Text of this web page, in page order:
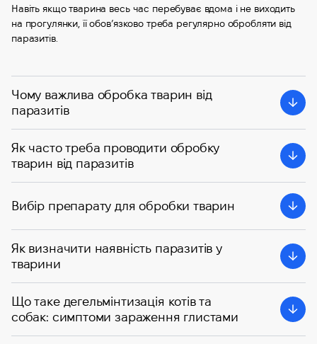
Навіть якщо тварина весь час перебуває вдома і не виходить
на прогулянки, її обов’язково треба регулярно обробляти від
паразитів.
Чому важлива обробка тварин від
паразитів
Як часто треба проводити обробку
тварин від паразитів
Вибір препарату для обробки тварин
Як визначити наявність паразитів у
тварини
Що таке дегельмінтизація котів та
собак: симптоми зараження глистами